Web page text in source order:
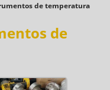
de temperatura
de